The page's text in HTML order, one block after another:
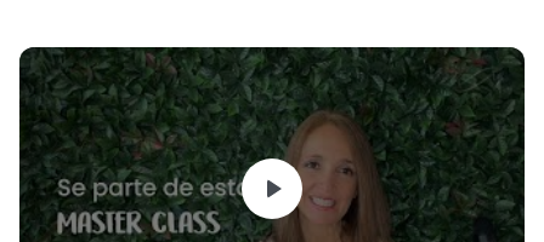
Aprender a disfrutar el proceso de tomar decisiones
Practicar un método que ya está probado
Aprender a vivir sin sufrir
Aprender a disfrutar el presente, soñando con el futuro